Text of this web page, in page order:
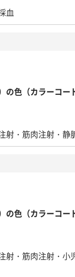
血
射・筋肉注射・静
射・筋肉注射・小